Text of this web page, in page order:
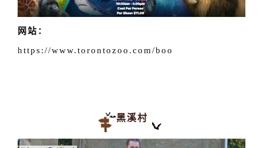
网站：
https://www.torontozoo.com/boo
黑溪村